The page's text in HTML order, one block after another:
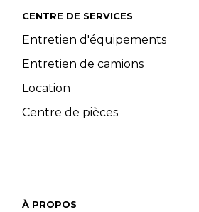
CENTRE DE SERVICES
Entretien d'équipements
Entretien de camions
Location
Centre de pièces
À PROPOS